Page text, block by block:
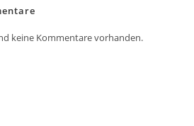
keine Kommentare vorhanden.